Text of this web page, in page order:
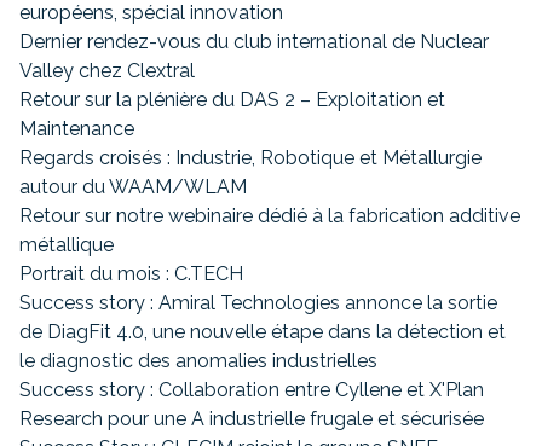
européens, spécial innovation
Dernier rendez-vous du club international de Nuclear
Valley chez Clextral
Retour sur la plénière du DAS 2 – Exploitation et
Maintenance
Regards croisés : Industrie, Robotique et Métallurgie
autour du WAAM/WLAM
Retour sur notre webinaire dédié à la fabrication additive
métallique
Portrait du mois : C.TECH
Success story : Amiral Technologies annonce la sortie
de DiagFit 4.0, une nouvelle étape dans la détection et
le diagnostic des anomalies industrielles
Success story : Collaboration entre Cyllene et X'Plan
Research pour une A industrielle frugale et sécurisée